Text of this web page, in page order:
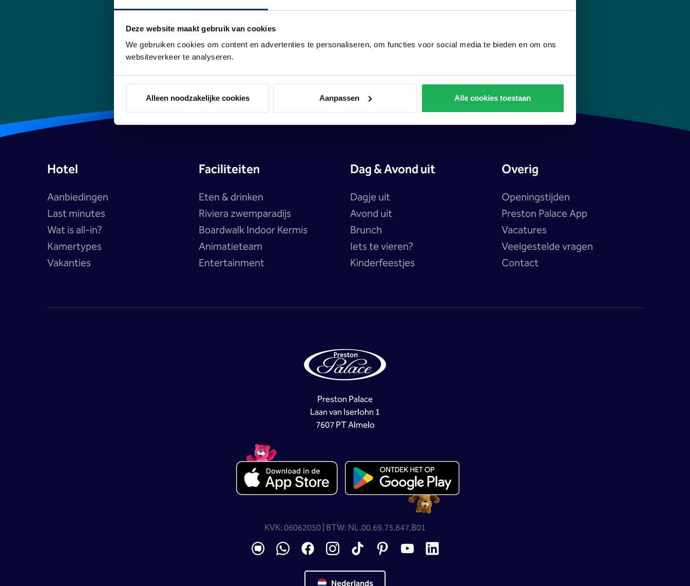
Deze website maakt gebruik van cookies
We gebruiken cookies om content en advertenties te personaliseren, om functies voor social media te bieden en om ons
websiteverkeer te analyseren.
Alleen noodzakelijke cookies Aanpassen Alle cookies toestaan
Hotel
Aanbiedingen
Last minutes
Wat is all-in?
Kamertypes
Vakanties
Faciliteiten
Eten & drinken
Riviera zwemparadijs
Boardwalk Indoor Kermis
Animatieteam
Entertainment
Dag & Avond uit
Dagje uit
Avond uit
Brunch
Iets te vieren?
Kinderfeestjes
Overig
Openingstijden
Preston Palace App
Vacatures
Veelgestelde vragen
Contact
Preston Palace
Laan van Iserlohn 1
7607 PT Almelo
KVK: 06062050 | BTW: NL.00.69.75.847.B01